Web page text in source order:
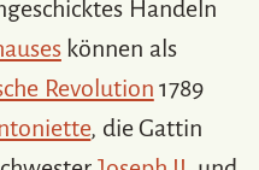
Handeln
können als
Revolution 1789
, die Gattin